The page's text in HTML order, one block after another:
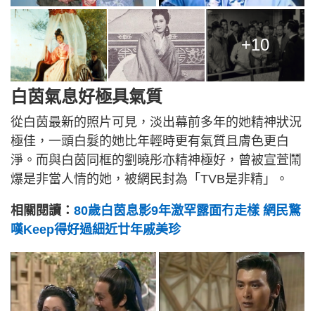
+10
白茵氣息好極具氣質
從白茵最新的照片可見，淡出幕前多年的她精神狀況
極佳，一頭白髮的她比年輕時更有氣質且膚色更白
淨。而與白茵同框的劉曉彤亦精神極好，曾被宣萱鬧
爆是非當人情的她，被網民封為「TVB是非精」。
相關閱讀： 80歲白茵息影9年激罕露面冇走樣 網民驚
嘆Keep得好過細近廿年戚美珍